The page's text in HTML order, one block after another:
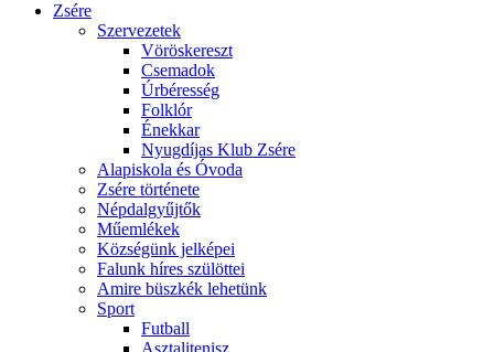
Zsére
Szervezetek
Vöröskereszt
Csemadok
Úrbéresség
Folklór
Énekkar
Nyugdíjas Klub Zsére
Alapiskola és Óvoda
Zsére története
Népdalgyűjtők
Műemlékek
Községünk jelképei
Falunk híres szülöttei
Amire büszkék lehetünk
Sport
Futball
Asztalitenisz